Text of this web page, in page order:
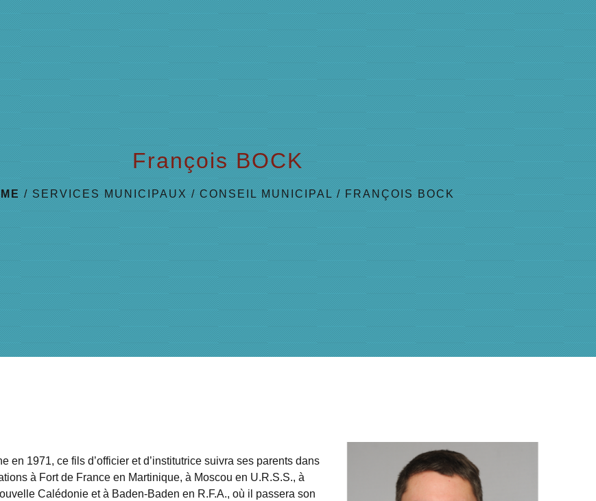
François BOCK
/ SERVICES MUNICIPAUX / CONSEIL MUNICIPAL / FRANÇOIS BOCK
en 1971, ce fils d’officier et d’institutrice suivra ses parents dans
à Fort de France en Martinique, à Moscou en U.R.S.S., à
Calédonie et à Baden-Baden en R.F.A., où il passera son